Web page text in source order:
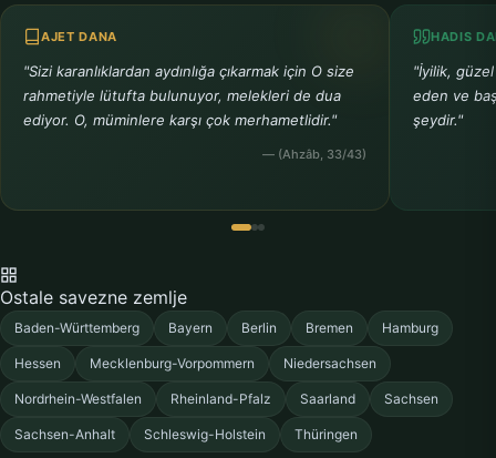
AJET DANA
"Sizi karanlıklardan aydınlığa çıkarmak için O size
rahmetiyle lütufta bulunuyor, melekleri de dua
ediyor. O, müminlere karşı çok merhametlidir."
— (Ahzâb, 33/43)
HADIS
"İyilik, güzel
eden ve
şeydir."
Ostale savezne zemlje
Baden-Württemberg Bayern Berlin Bremen Hamburg
Hessen Mecklenburg-Vorpommern Niedersachsen
Nordrhein-Westfalen Rheinland-Pfalz Saarland Sachsen
Sachsen-Anhalt Schleswig-Holstein Thüringen